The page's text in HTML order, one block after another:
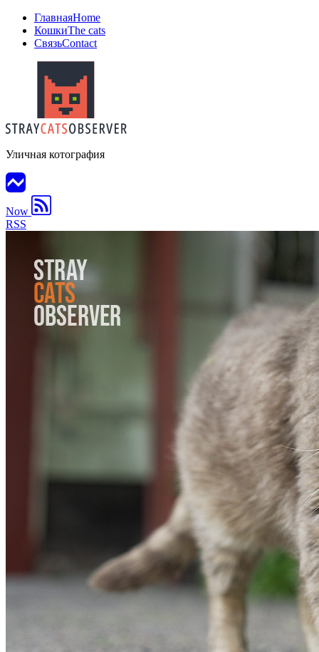
ГлавнаяHome
КошкиThe cats
СвязьContact
Уличная котография
Now
RSS